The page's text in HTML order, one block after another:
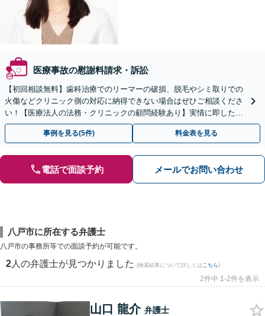
医療事故の慰謝料請求・訴訟
【初回相談無料】歯科治療でのリーマーの破損、脱毛やシミ取りでの
火傷などクリニック側の対応に納得できない場合はぜひご相談くださ
い！【医療法人の法務・クリニックの顧問経験あり】実情に即したア
ドバイスで、納得のできるトラブルの解決を目指します。
事例を見る(5件) 料金表を見る
電話で面談予約 メールでお問い合わせ
八戸市に所在する弁護士
八戸市の事務所等での面談予約が可能です。
2 人の弁護士が見つかりました (検索結果について詳しくは こちら)
2件中 1-2件を表示
山口 龍介 弁護士